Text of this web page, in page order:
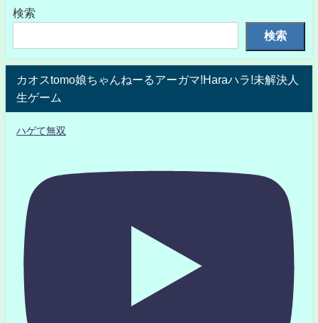
検索
検索
カオスtomo娘ちゃんねーるアーガマ!Haraハラ!未解決人
生ゲーム
ハゲて無双